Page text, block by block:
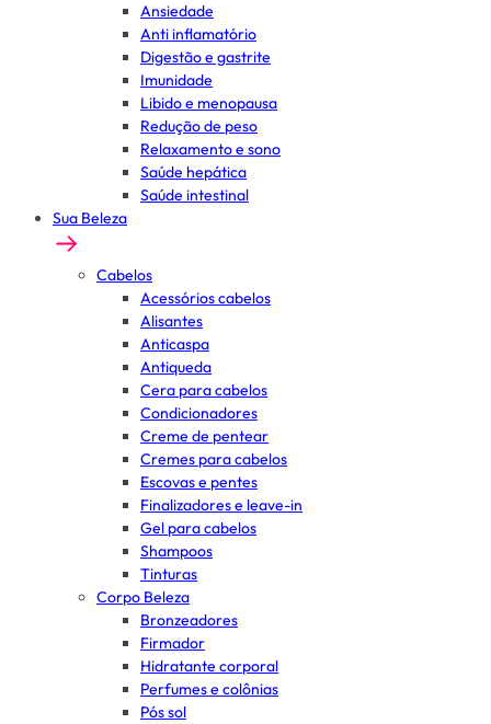
Ansiedade
Anti inflamatório
Digestão e gastrite
Imunidade
Libido e menopausa
Redução de peso
Relaxamento e sono
Saúde hepática
Saúde intestinal
Sua Beleza
Cabelos
Acessórios cabelos
Alisantes
Anticaspa
Antiqueda
Cera para cabelos
Condicionadores
Creme de pentear
Cremes para cabelos
Escovas e pentes
Finalizadores e leave-in
Gel para cabelos
Shampoos
Tinturas
Corpo Beleza
Bronzeadores
Firmador
Hidratante corporal
Perfumes e colônias
Pós sol